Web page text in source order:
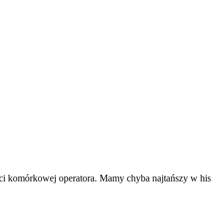
komórkowej operatora. Mamy chyba najtańszy w